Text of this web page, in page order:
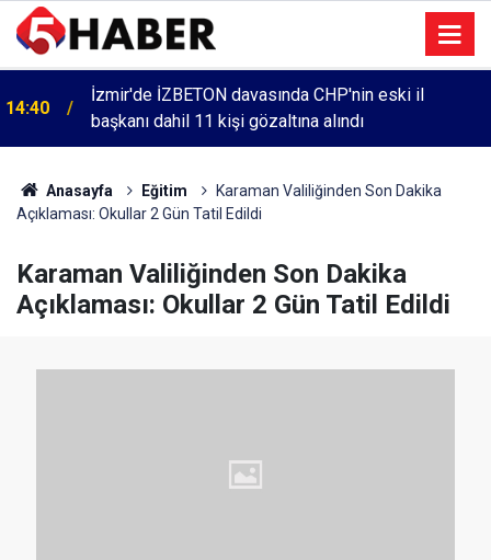
14:40
İzmir'de İZBETON davasında CHP'nin eski il
başkanı dahil 11 kişi gözaltına alındı
Anasayfa Eğitim
Karaman Valiliğinden Son Dakika
Açıklaması: Okullar 2 Gün Tatil Edildi
Karaman Valiliğinden Son Dakika
Açıklaması: Okullar 2 Gün Tatil Edildi